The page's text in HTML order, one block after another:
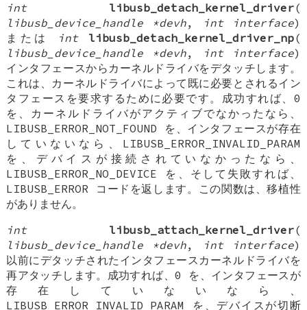
int
libusb_detach_kernel_driver(
libusb_device_handle *devh, int interface)
または
int libusb_detach_kernel_driver_np(
libusb_device_handle *devh, int interface)
インタフェースからカーネルドライバをデタッチします。
これは、カーネルドライバによって既に必要とされるイン
タフェースを要求するために必要です。成功すれば、0
を、カーネルドライバがアクティブでなかったなら、
LIBUSB_ERROR_NOT_FOUND を、インタフェースが存在
していないなら、LIBUSB_ERROR_INVALID_PARAM
を、デバイスが接続されていなかったなら、
LIBUSB_ERROR_NO_DEVICE を、そして失敗すれば、
LIBUSB_ERROR コードを返します。この関数は、移植性
がありません。
int
libusb_attach_kernel_driver(
libusb_device_handle *devh, int interface)
以前にデタッチされたインタフェースカーネルドライバを
再アタッチします。成功すれば、0 を、インタフェースが
存在していないなら、
LIBUSB_ERROR_INVALID_PARAM を、デバイスが切断